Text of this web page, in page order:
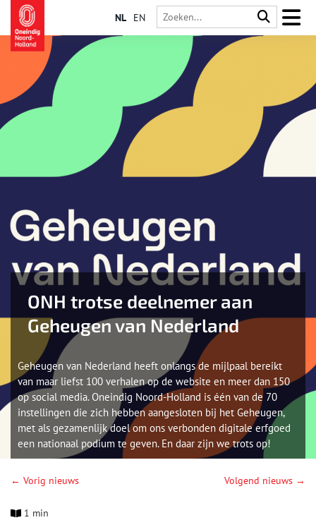
NL EN
ONH trotse deelnemer aan
Geheugen van Nederland
Geheugen van Nederland heeft onlangs de mijlpaal bereikt
van maar liefst 100 verhalen op de website en meer dan 150
op social media. Oneindig Noord-Holland is één van de 70
instellingen die zich hebben aangesloten bij het Geheugen,
met als gezamenlijk doel om ons verbonden digitale erfgoed
een nationaal podium te geven. En daar zijn we trots op!
← Vorig nieuws Volgend nieuws →
1 min